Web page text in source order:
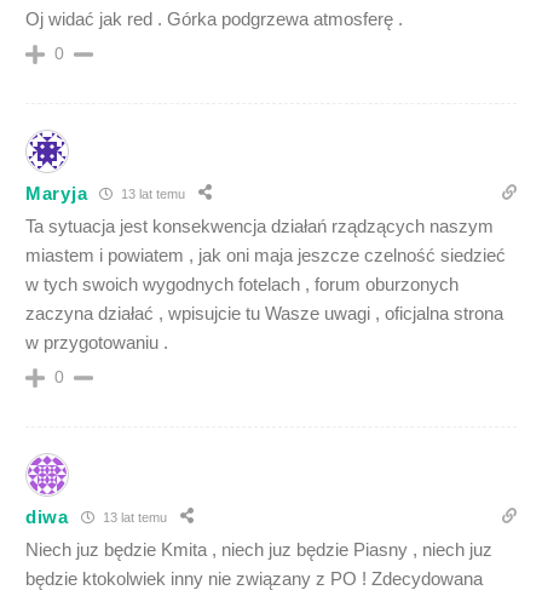
Oj widać jak red . Górka podgrzewa atmosferę .
0
Maryja 13 lat temu
Ta sytuacja jest konsekwencja działań rządzących naszym
miastem i powiatem , jak oni maja jeszcze czelność siedzieć
w tych swoich wygodnych fotelach , forum oburzonych
zaczyna działać , wpisujcie tu Wasze uwagi , oficjalna strona
w przygotowaniu .
0
diwa 13 lat temu
Niech juz będzie Kmita , niech juz będzie Piasny , niech juz
będzie ktokolwiek inny nie związany z PO ! Zdecydowana